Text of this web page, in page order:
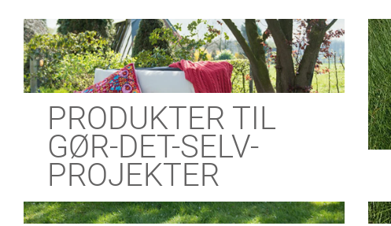
PRODUKTER TIL
GØR-DET-SELV-
PROJEKTER